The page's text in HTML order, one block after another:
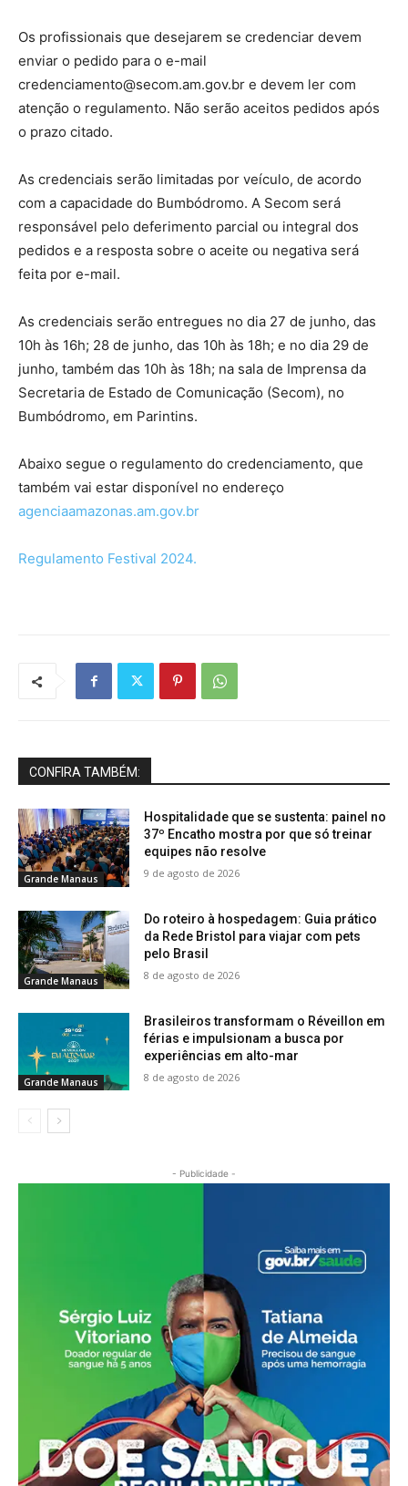
Os profissionais que desejarem se credenciar devem
enviar o pedido para o e-mail
credenciamento@secom.am.gov.br e devem ler com
atenção o regulamento. Não serão aceitos pedidos após
o prazo citado.
As credenciais serão limitadas por veículo, de acordo
com a capacidade do Bumbódromo. A Secom será
responsável pelo deferimento parcial ou integral dos
pedidos e a resposta sobre o aceite ou negativa será
feita por e-mail.
As credenciais serão entregues no dia 27 de junho, das
10h às 16h; 28 de junho, das 10h às 18h; e no dia 29 de
junho, também das 10h às 18h; na sala de Imprensa da
Secretaria de Estado de Comunicação (Secom), no
Bumbódromo, em Parintins.
Abaixo segue o regulamento do credenciamento, que
também vai estar disponível no endereço
agenciaamazonas.am.gov.br
Regulamento Festival 2024.
CONFIRA TAMBÉM:
Grande Manaus
Hospitalidade que se sustenta: painel no
37º Encatho mostra por que só treinar
equipes não resolve
9 de agosto de 2026
Grande Manaus
Do roteiro à hospedagem: Guia prático
da Rede Bristol para viajar com pets
pelo Brasil
8 de agosto de 2026
Grande Manaus
Brasileiros transformam o Réveillon em
férias e impulsionam a busca por
experiências em alto-mar
8 de agosto de 2026
- Publicidade -